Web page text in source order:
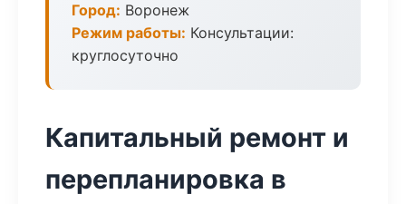
Город: Воронеж
Режим работы: Консультации:
круглосуточно
Капитальный ремонт и
перепланировка в